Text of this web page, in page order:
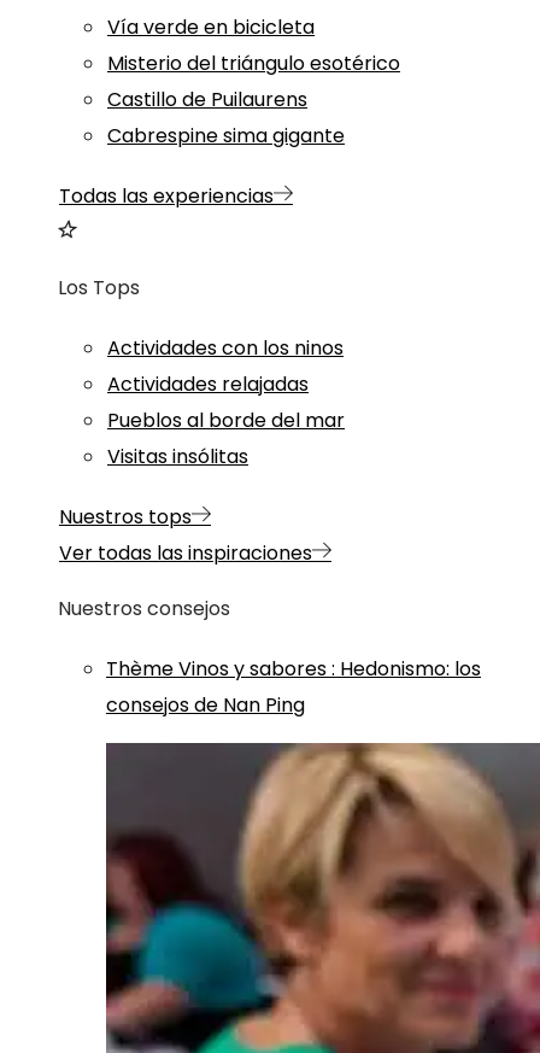
Vía verde en bicicleta
Misterio del triángulo esotérico
Castillo de Puilaurens
Cabrespine sima gigante
Todas las experiencias
Los Tops
Actividades con los ninos
Actividades relajadas
Pueblos al borde del mar
Visitas insólitas
Nuestros tops
Ver todas las inspiraciones
Nuestros consejos
ThèmeVinos y sabores: Hedonismo: los
consejos de Nan Ping